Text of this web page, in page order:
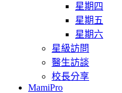
星期四
星期五
星期六
星級訪問
醫生訪談
校長分享
MamiPro